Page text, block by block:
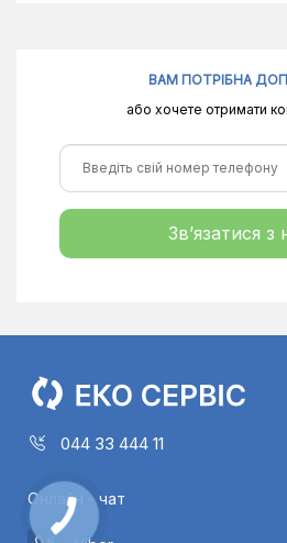
ВАМ ПОТРІБНА
або хочете отримати
Зв’язатися з
044 33 444 11
Онлайн - чат